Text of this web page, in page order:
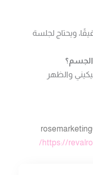
ويحتاج لجلسة
والظهر
https://